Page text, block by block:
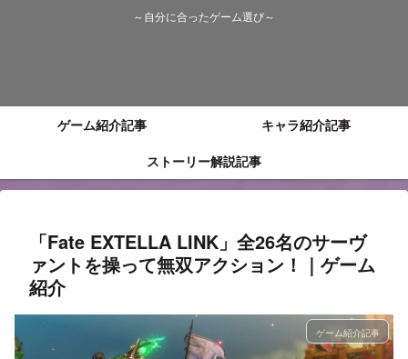
～自分に合ったゲーム選び～
ゲーム紹介記事
キャラ紹介記事
ストーリー解説記事
「Fate EXTELLA LINK」全26名のサーヴ
ァントを操って無双アクション！｜ゲーム
紹介
ゲーム紹介記事